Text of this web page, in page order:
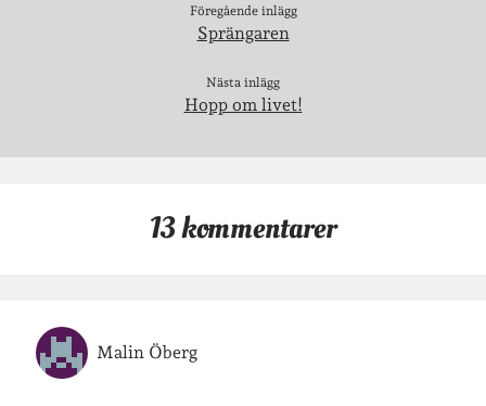
Föregående inlägg
Sprängaren
Nästa inlägg
Hopp om livet!
13 kommentarer
Malin Öberg